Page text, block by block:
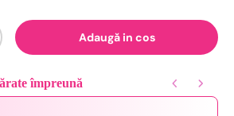
Adaugă in cos
împreună
Next buttons to navigate through product